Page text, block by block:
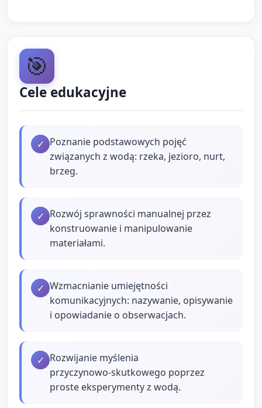
🎯
Cele edukacyjne
✓ Poznanie podstawowych pojęć
związanych z wodą: rzeka, jezioro, nurt,
brzeg.
✓ Rozwój sprawności manualnej przez
konstruowanie i manipulowanie
materiałami.
✓ Wzmacnianie umiejętności
komunikacyjnych: nazywanie, opisywanie
i opowiadanie o obserwacjach.
✓ Rozwijanie myślenia
przyczynowo‑skutkowego poprzez
proste eksperymenty z wodą.